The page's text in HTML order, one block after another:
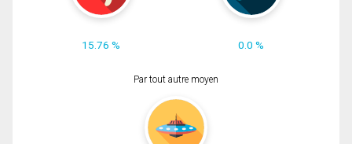
15.76 % 0.0 %
Par tout autre moyen